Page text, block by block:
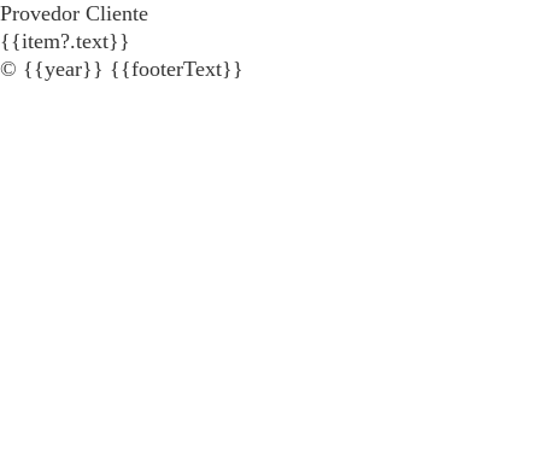
Provedor Cliente
{{item?.text}}
© {{year}} {{footerText}}